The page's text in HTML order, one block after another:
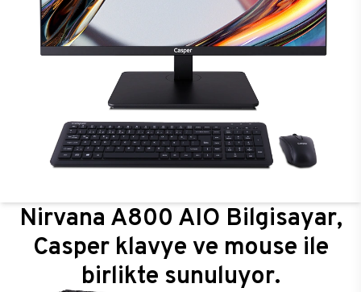
Nirvana A800 AIO Bilgisayar,
Casper klavye ve mouse ile
birlikte sunuluyor.